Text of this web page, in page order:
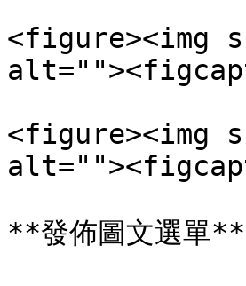
<figure><img
<figure><img
**發佈圖文選單**